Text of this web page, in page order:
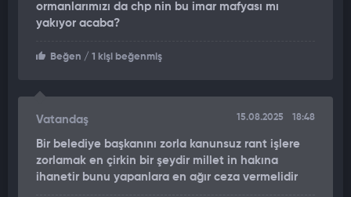
Tezcan benden kanun dışı bazı taleplerde bulunuyor. Kuşadası
turizm bölgesi burada imar rantı isteniyor’ diyor.
"ÇERÇİOĞLU BU DURUMA SICAK BAKMADI"
Aydın Büyükşehir Belediye Başkanı Özlem Çerçioğlu da bu
rantına sıcak bakmıyor ve kabul etmiyor. Ve bunu Özgür Özel’e
ve Bülent Tezcan ekibi benim hakkımda bel altı yayınlar
yapıyor, benimle ilgili basında haberler yapıyorlar diyor ve bunu
engelleyin. Eğer bunu engellemezseniz partimiz de ben de zor
ormanlarımızı da chp nin bu imar mafyası mı
yakıyor acaba?
Beğen / 1 kişi beğenmiş
Vatandaş 15.08.2025 18:48
Bir belediye başkanını zorla kanunsuz rant işlere
zorlamak en çirkin bir şeydir millet in hakına
ihanetir bunu yapanlara en ağır ceza vermelidir